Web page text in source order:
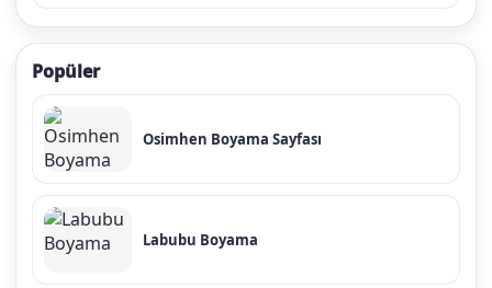
Popüler
Osimhen Boyama Sayfası
Labubu Boyama